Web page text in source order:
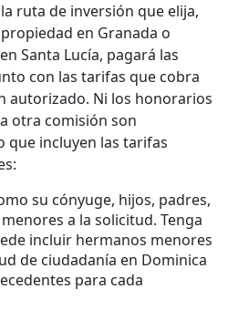
ruta de inversión que elija,
en Granada o
Santa Lucía, pagará las
con las tarifas que cobra
autorizado. Ni los honorarios
otra comisión son
que incluyen las tarifas
su cónyuge, hijos, padres,
a la solicitud. Tenga
incluir hermanos menores
de ciudadanía en Dominica
para cada